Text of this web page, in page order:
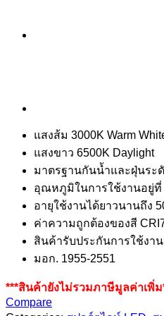
แสงส้ม 3000K Warm
แสงขาว 6500K Daylight
มาตรฐานกันน้ำและฝุ่นระ
อุณหภูมิในการใช้งานอยู่ที่
อายุใช้งานได้ยาวนานถึง
ค่าความถูกต้องของสี
สินค้ารับประกันการใช้งา
มอก. 1955-2551
***สินค้ายังไม่รวมภาษีมูลค่าเพิ่ม
Compare